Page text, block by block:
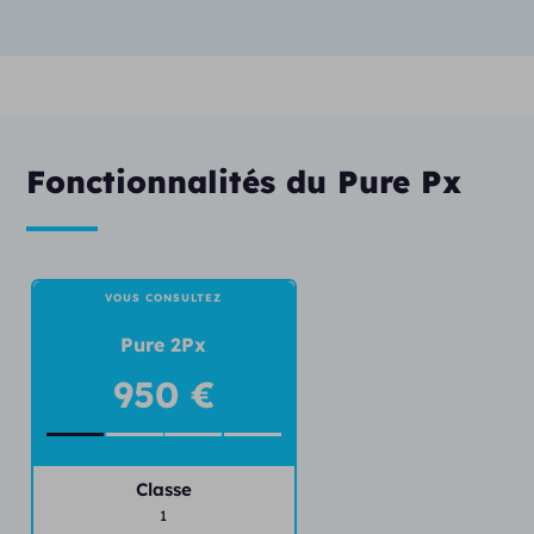
Fonctionnalités du Pure Px
VOUS CONSULTEZ
Pure 2Px
950 €
Classe
1